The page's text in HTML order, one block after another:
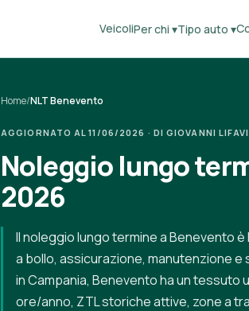
VeicoliPer chi ▾Tipo auto ▾
Home/NLT Benevento
AGGIORNATO AL 11/06/2026 · DI GIOVANNI LIFAVI
Noleggio lungo
2026
Il noleggio lungo termine a Benevento
a bollo, assicurazione, manutenzione
in Campania, Benevento ha un
ore/anno, ZTL storiche attive, zone a